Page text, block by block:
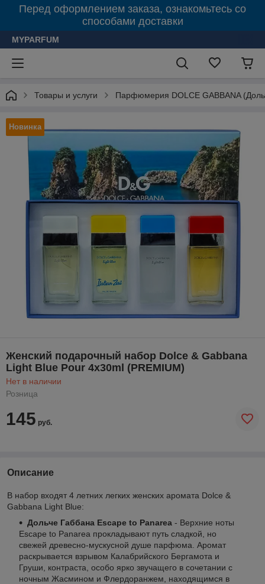
Перед оформлением заказа, ознакомьтесь со
способами доставки
MYPARFUM
Товары и услуги Парфюмерия DOLCE GABBANA
Новинка
Женский подарочный набор Dolce & Gabbana
Light Blue Pour 4x30ml (PREMIUM)
Нет в наличии
Розница
145 руб.
Описание
В набор входят 4 летних легких женских аромата Dolce &
Gabbana Light Blue:
Дольче Габбана Escape to Panarea - Верхние ноты
Escape to Panarea прокладывают путь сладкой, но
свежей древесно-мускусной душе парфюма. Аромат
раскрывается взрывом Калабрийского Бергамота и
Груши, контраста, особо ярко звучащего в сочетании с
ночным Жасмином и Флердоранжем, находящимся в